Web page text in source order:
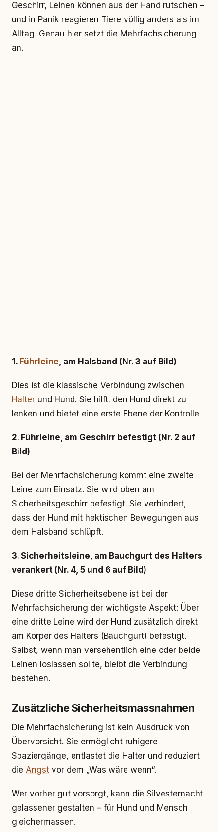
Geschirr, Leinen können aus der Hand rutschen –
und in Panik reagieren Tiere völlig anders als im
Alltag. Genau hier setzt die Mehrfachsicherung
an.
1. Führleine , am Halsband (Nr. 3 auf Bild)
Dies ist die klassische Verbindung zwischen
Halter und Hund. Sie hilft, den Hund direkt zu
lenken und bietet eine erste Ebene der Kontrolle.
2. Führleine, am Geschirr befestigt (Nr. 2 auf
Bild)
Bei der Mehrfachsicherung kommt eine zweite
Leine zum Einsatz. Sie wird oben am
Sicherheitsgeschirr befestigt. Sie verhindert,
dass der Hund mit hektischen Bewegungen aus
dem Halsband schlüpft.
3. Sicherheitsleine, am Bauchgurt des Halters
verankert (Nr. 4, 5 und 6 auf Bild)
Diese dritte Sicherheitsebene ist bei der
Mehrfachsicherung der wichtigste Aspekt: Über
eine dritte Leine wird der Hund zusätzlich direkt
am Körper des Halters (Bauchgurt) befestigt.
Selbst, wenn man versehentlich eine oder beide
Leinen loslassen sollte, bleibt die Verbindung
bestehen.
Zusätzliche Sicherheitsmassnahmen
Die Mehrfachsicherung ist kein Ausdruck von
Übervorsicht. Sie ermöglicht ruhigere
Spaziergänge, entlastet die Halter und reduziert
die Angst vor dem „Was wäre wenn“.
Wer vorher gut vorsorgt, kann die Silvesternacht
gelassener gestalten – für Hund und Mensch
gleichermassen.